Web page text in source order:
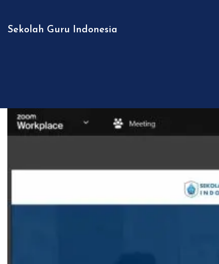
Sekolah Guru Indonesia